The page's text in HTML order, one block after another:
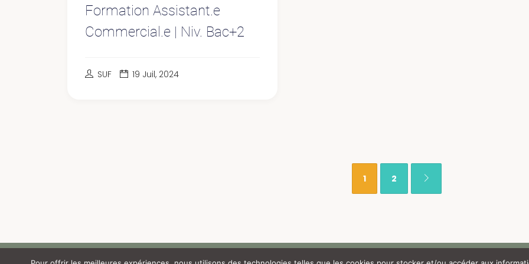
Formation Assistant.e
Commercial.e | Niv. Bac+2
SUF 19 Juil, 2024
1 2